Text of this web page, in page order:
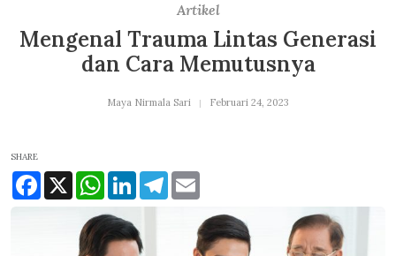
Artikel
Mengenal Trauma Lintas Generasi
dan Cara Memutusnya
Maya Nirmala Sari Februari 24, 2023
SHARE
Facebook
X WhatsApp
LinkedInTelegram